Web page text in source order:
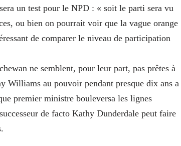
un test pour le NPD : « soit le parti sera vu
ou bien on pourrait voir que la vague orange
de comparer le niveau de participation
ne semblent, pour leur part, pas prêtes à
Williams au pouvoir pendant presque dix ans a
premier ministre bouleversa les lignes
de facto Kathy Dunderdale peut faire